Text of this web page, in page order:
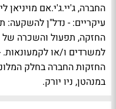
החברה, ג'יי.ג'י.אם מויניאן
עיקריים: - נדל"ן
החזקה, תפעול והשכרה של
למשרדים ו/או
במנהטן, ניו יורק.